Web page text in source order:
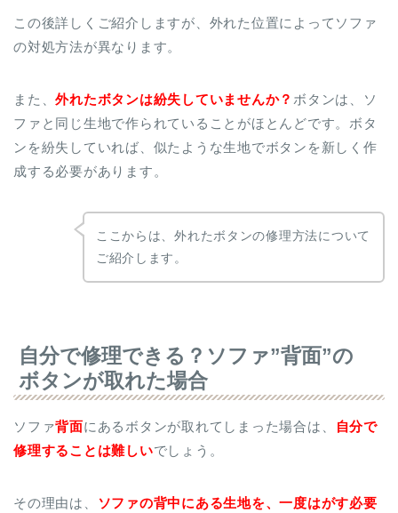
この後詳しくご紹介しますが、外れた位置によってソファ
の対処方法が異なります。
また、外れたボタンは紛失していませんか？ ボタンは、ソ
ファと同じ生地で作られていることがほとんどです。ボタ
ンを紛失していれば、似たような生地でボタンを新しく作
成する必要があります。
ここからは、外れたボタンの修理方法について
ご紹介します。
自分で修理できる？ソファ”背面”の
ボタンが取れた場合
ソファ背面にあるボタンが取れてしまった場合は、
自分で
修理することは難しいでしょう。
その理由は、 ソファの背中にある生地を、一度はがす必要